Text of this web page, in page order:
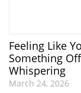
Feeling Like
Something
Whispering
March 24, 2026